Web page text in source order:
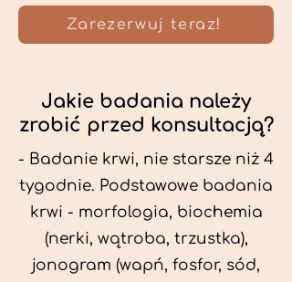
Zarezerwuj teraz!
Jakie badania należy
zrobić przed konsultacją?
- Badanie krwi, nie starsze niż 4
tygodnie. Podstawowe badania
krwi - morfologia, biochemia
(nerki, wątroba, trzustka),
jonogram (wapń, fosfor, sód,